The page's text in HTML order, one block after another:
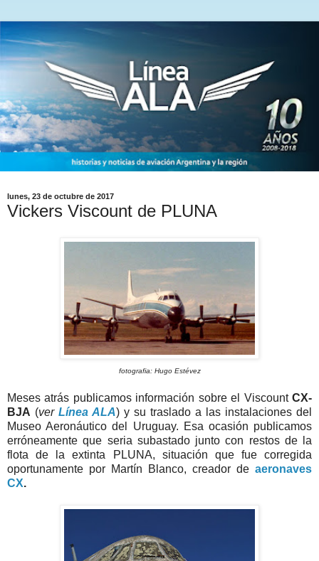
lunes, 23 de octubre de 2017
Vickers Viscount de PLUNA
fotografia: Hugo Estévez
Meses atrás publicamos información sobre el Viscount CX-
BJA (ver Línea ALA) y su traslado a las instalaciones del
Museo Aeronáutico del Uruguay. Esa ocasión publicamos
erróneamente que seria subastado junto con restos de la
flota de la extinta PLUNA, situación que fue corregida
oportunamente por Martín Blanco, creador de aeronaves
CX.